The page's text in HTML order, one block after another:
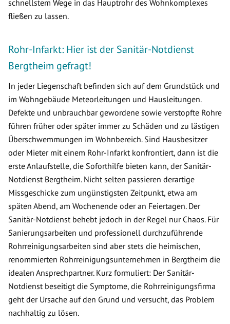
schnellstem Wege in das Hauptrohr des Wohnkomplexes
fließen zu lassen.
Rohr-Infarkt: Hier ist der Sanitär-Notdienst
Bergtheim gefragt!
In jeder Liegenschaft befinden sich auf dem Grundstück und
im Wohngebäude Meteorleitungen und Hausleitungen.
Defekte und unbrauchbar gewordene sowie verstopfte Rohre
führen früher oder später immer zu Schäden und zu lästigen
Überschwemmungen im Wohnbereich. Sind Hausbesitzer
oder Mieter mit einem Rohr-Infarkt konfrontiert, dann ist die
erste Anlaufstelle, die Soforthilfe bieten kann, der Sanitär-
Notdienst Bergtheim. Nicht selten passieren derartige
Missgeschicke zum ungünstigsten Zeitpunkt, etwa am
späten Abend, am Wochenende oder an Feiertagen. Der
Sanitär-Notdienst behebt jedoch in der Regel nur Chaos. Für
Sanierungsarbeiten und professionell durchzuführende
Rohrreinigungsarbeiten sind aber stets die heimischen,
renommierten Rohrreinigungsunternehmen in Bergtheim die
idealen Ansprechpartner. Kurz formuliert: Der Sanitär-
Notdienst beseitigt die Symptome, die Rohrreinigungsfirma
geht der Ursache auf den Grund und versucht, das Problem
nachhaltig zu lösen.